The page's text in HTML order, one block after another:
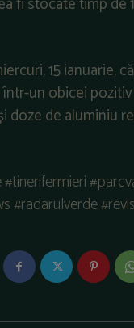
15 ianuarie,
un obicei
de aluminiu
#radarulverde